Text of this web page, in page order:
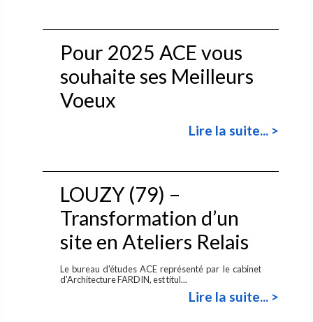
Pour 2025 ACE vous
souhaite ses Meilleurs
Voeux
Lire la suite... >
LOUZY (79) –
Transformation d’un
site en Ateliers Relais
Le bureau d'études ACE représenté par le cabinet
d'Architecture FARDIN, est titul...
Lire la suite... >